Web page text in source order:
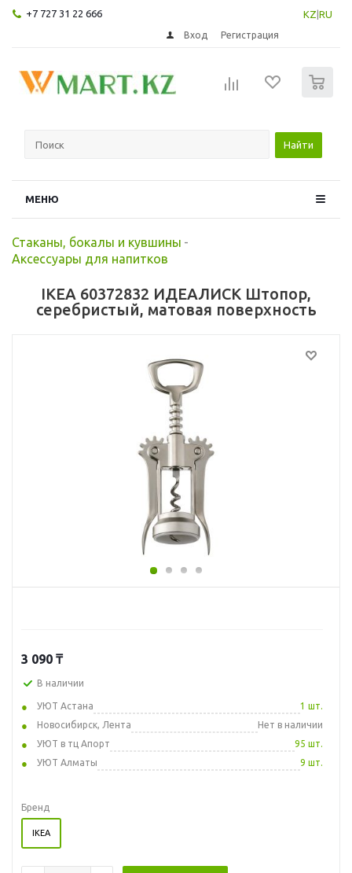
+7 727 31 22 666 KZ RU
Вход Регистрация
Найти
МЕНЮ
Стаканы, бокалы и кувшины -
Аксессуары для напитков
IKEA 60372832 ИДЕАЛИСК Штопор,
серебристый, матовая поверхность
3 090 ₸
В наличии
УЮТ Астана
1 шт.
Новосибирск, Лента
Нет в наличии
УЮТ в тц Апорт
95 шт.
УЮТ Алматы
9 шт.
Бренд
IKEA